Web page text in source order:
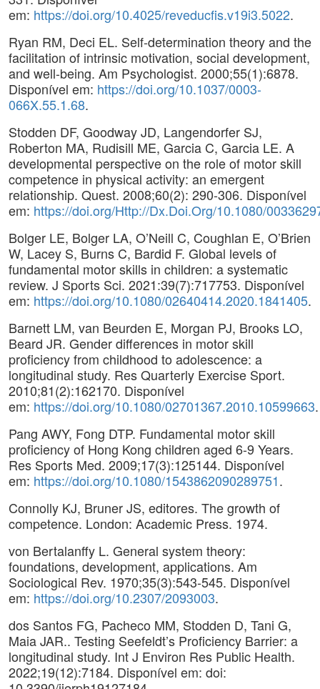
em: https://doi.org/10.4025/reveducfis.v19i3.5022.
Ryan RM, Deci EL. Self-determination theory and the
facilitation of intrinsic motivation, social development,
and well-being. Am Psychologist. 2000;55(1):6878.
Disponível em: https://doi.org/10.1037/0003-
066X.55.1.68.
Stodden DF, Goodway JD, Langendorfer SJ,
Roberton MA, Rudisill ME, Garcia C, Garcia LE. A
developmental perspective on the role of motor skill
competence in physical activity: an emergent
relationship. Quest. 2008;60(2): 290-306. Disponível
em: https://doi.org/Http://Dx.Doi.Org/10.1080/
Bolger LE, Bolger LA, O’Neill C, Coughlan E, O’Brien
W, Lacey S, Burns C, Bardid F. Global levels of
fundamental motor skills in children: a systematic
review. J Sports Sci. 2021:39(7):717753. Disponível
em: https://doi.org/10.1080/02640414.2020.1841405.
Barnett LM, van Beurden E, Morgan PJ, Brooks LO,
Beard JR. Gender differences in motor skill
proficiency from childhood to adolescence: a
longitudinal study. Res Quarterly Exercise Sport.
2010;81(2):162170. Disponível
em: https://doi.org/10.1080/02701367.2010.10599663.
Pang AWY, Fong DTP. Fundamental motor skill
proficiency of Hong Kong children aged 6-9 Years.
Res Sports Med. 2009;17(3):125144. Disponível
em: https://doi.org/10.1080/1543862090289751.
Connolly KJ, Bruner JS, editores. The growth of
competence. London: Academic Press. 1974.
von Bertalanffy L. General system theory:
foundations, development, applications. Am
Sociological Rev. 1970;35(3):543-545. Disponível
em: https://doi.org/10.2307/2093003.
dos Santos FG, Pacheco MM, Stodden D, Tani G,
Maia JAR.. Testing Seefeldt’s Proficiency Barrier: a
longitudinal study. Int J Environ Res Public Health.
2022;19(12):7184. Disponível em: doi: